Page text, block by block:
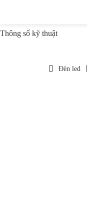
Thông số kỹ thuật
Đèn led